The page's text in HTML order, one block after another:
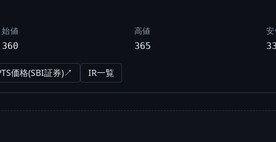
始値
360
高値
365
価格(SBI証券)↗ IR一覧